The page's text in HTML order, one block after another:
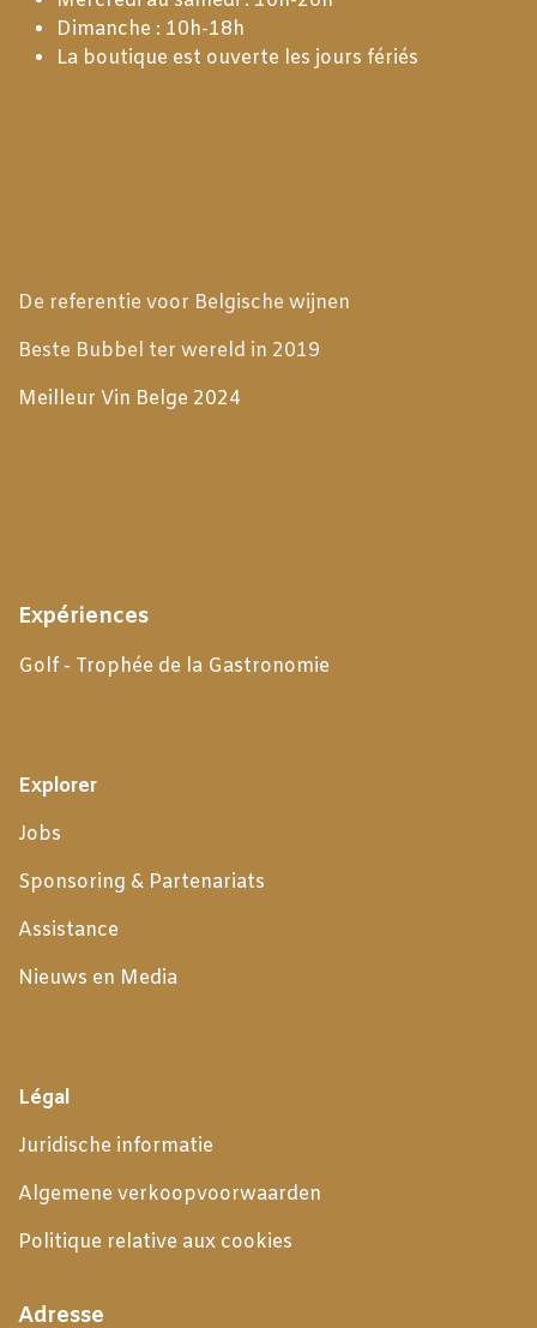
Dimanche : 10h-18h
La boutique est ouverte les jours fériés
De referentie voor Belgische wijnen
Beste Bubbel ter wereld in 2019
Meilleur Vin Belge 2024
Expériences
Golf - Trophée de la Gastronomie
Explorer
Jobs
Sponsoring & Partenariats
Assistance
Nieuws en Media
Légal
Juridische informatie
Algemene verkoopvoorwaarden
Politique relative aux cookies
Adresse